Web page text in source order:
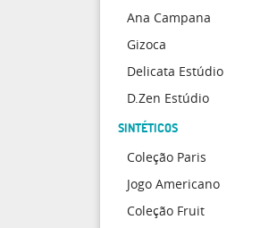
Ana Campana
Gizoca
Delicata Estúdio
D.Zen Estúdio
SINTÉTICOS
Coleção Paris
Jogo Americano
Coleção Fruit